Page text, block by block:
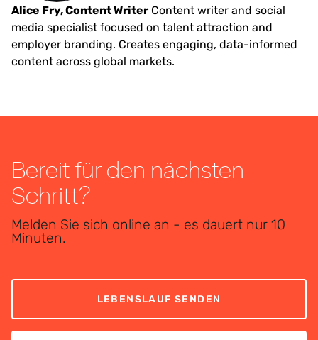
Alice Fry, Content Writer Content writer and social
media specialist focused on talent attraction and
employer branding. Creates engaging, data-informed
content across global markets.
Bereit für den nächsten
Schritt?
Melden Sie sich online an - es dauert nur 10
Minuten.
LEBENSLAUF SENDEN